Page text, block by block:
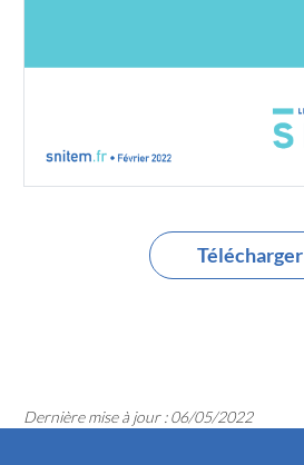
Télécharger
Dernière mise à jour : 06/05/2022